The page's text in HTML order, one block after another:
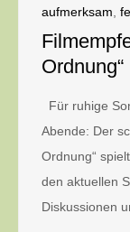
aufmerksam
Ordnung“
Für ruhige
Abende: Der
Ordnung“
den aktuellen
Diskussionen